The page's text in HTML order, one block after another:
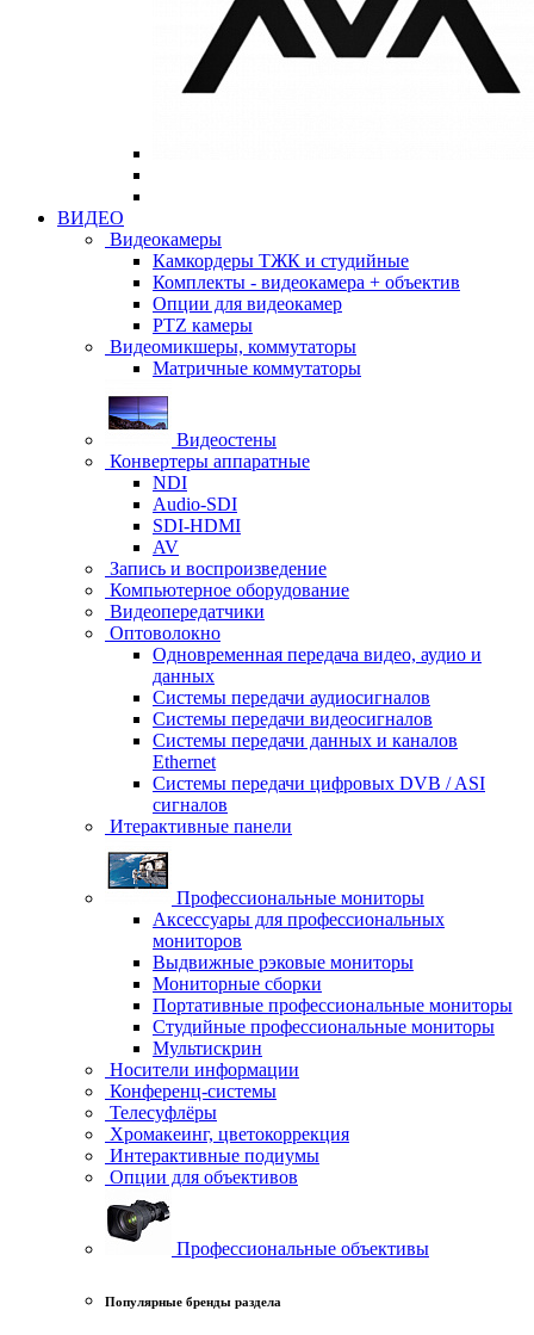
ВИДЕО
Видеокамеры
Камкордеры ТЖК и студийные
Комплекты - видеокамера + объектив
Опции для видеокамер
PTZ камеры
Видеомикшеры, коммутаторы
Матричные коммутаторы
Видеостены
Конвертеры аппаратные
NDI
Audio-SDI
SDI-HDMI
AV
Запись и воспроизведение
Компьютерное оборудование
Видеопередатчики
Оптоволокно
Одновременная передача видео, аудио и
данных
Системы передачи аудиосигналов
Системы передачи видеосигналов
Системы передачи данных и каналов
Ethernet
Системы передачи цифровых DVB / ASI
сигналов
Итерактивные панели
Профессиональные мониторы
Аксессуары для профессиональных
мониторов
Выдвижные рэковые мониторы
Мониторные сборки
Портативные профессиональные мониторы
Студийные профессиональные мониторы
Мультискрин
Носители информации
Конференц-системы
Телесуфлёры
Хромакеинг, цветокоррекция
Интерактивные подиумы
Опции для объективов
Профессиональные объективы
Популярные бренды раздела